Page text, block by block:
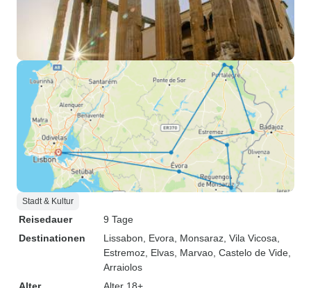
Stadt & Kultur
Reisedauer
9 Tage
Destinationen
Lissabon , Evora , Monsaraz , Vila Vicosa
Estremoz , Elvas , Marvao , Castelo de Vide
Arraiolos